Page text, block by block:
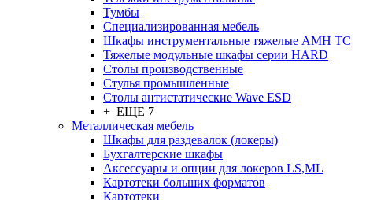
Тумбы
Cпециализированная мебель
Шкафы инструментальные тяжелые AMH TC
Тяжелые модульные шкафы серии HARD
Столы производственные
Стулья промышленные
Столы антистатические Wave ESD
+ ЕЩЕ 7
Металлическая мебель
Шкафы для раздевалок (локеры)
Бухгалтерские шкафы
Аксессуары и опции для локеров LS,ML
Картотеки больших форматов
Картотеки